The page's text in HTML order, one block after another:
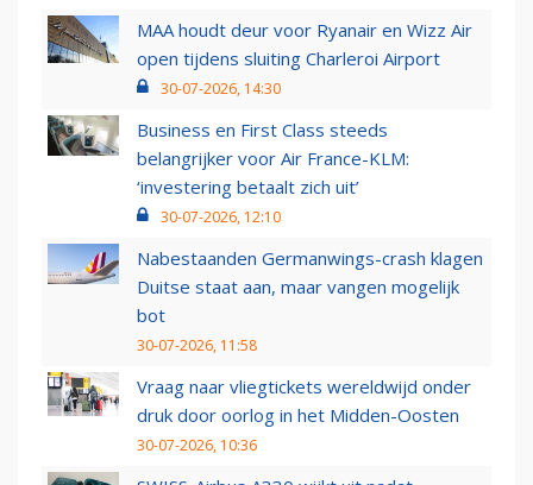
MAA houdt deur voor Ryanair en Wizz Air
open tijdens sluiting Charleroi Airport
30-07-2026, 14:30
Business en First Class steeds
belangrijker voor Air France-KLM:
‘investering betaalt zich uit’
30-07-2026, 12:10
Nabestaanden Germanwings-crash klagen
Duitse staat aan, maar vangen mogelijk
bot
30-07-2026, 11:58
Vraag naar vliegtickets wereldwijd onder
druk door oorlog in het Midden-Oosten
30-07-2026, 10:36